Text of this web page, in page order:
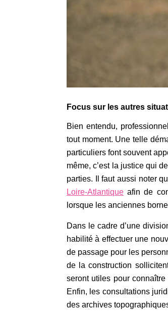
Focus sur les autres
Bien entendu,
tout moment. Une telle
particuliers font souvent
même, c’est la justice qui
parties. Il faut aussi noter
Loire-Atlantique afin de
lorsque les anciennes
Dans le cadre d’une
habilité à effectuer une
de passage pour les
de la construction
seront utiles pour
Enfin, les consultations
des archives